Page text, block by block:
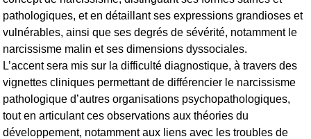
pathologiques, et en détaillant ses expressions grandioses et
vulnérables, ainsi que ses degrés de sévérité, notamment le
narcissisme malin et ses dimensions dyssociales.
L’accent sera mis sur la difficulté diagnostique, à travers des
vignettes cliniques permettant de différencier le narcissisme
pathologique d’autres organisations psychopathologiques,
tout en articulant ces observations aux théories du
développement, notamment aux liens avec les troubles de